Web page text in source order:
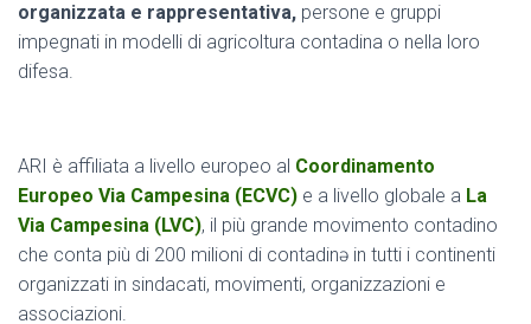
organizzata e rappresentativa, persone e gruppi
impegnati in modelli di agricoltura contadina o nella loro
difesa.
ARI è affiliata a livello europeo al Coordinamento
Europeo Via Campesina (ECVC) e a livello globale a La
Via Campesina (LVC), il più grande movimento contadino
che conta più di 200 milioni di contadinə in tutti i continenti
organizzati in sindacati, movimenti, organizzazioni e
associazioni.